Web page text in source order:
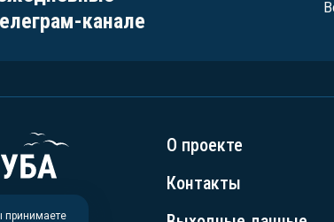
канале
О проекте
Контакты
принимаете